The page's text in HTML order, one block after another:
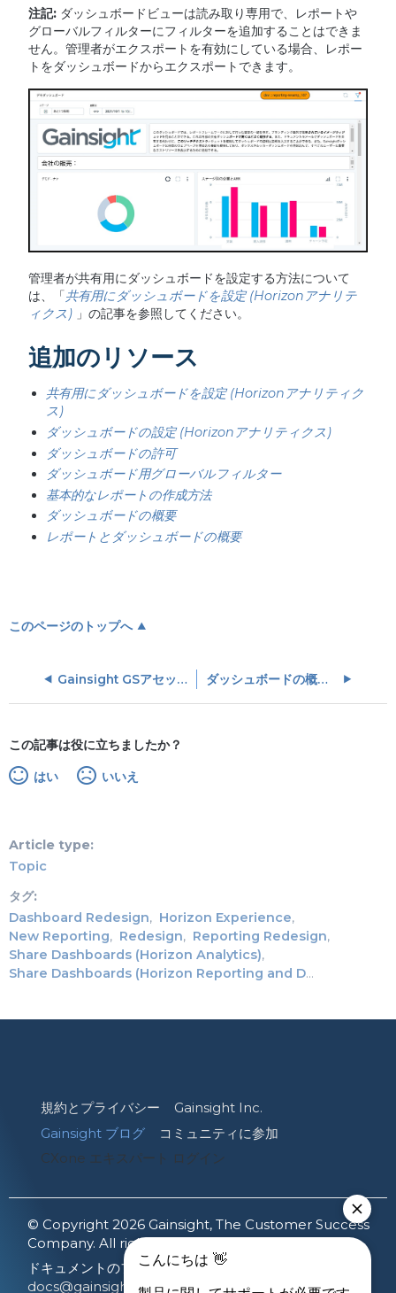
注記:ダッシュボードビューは読み取り専用で、レポートや
グローバルフィルターにフィルターを追加することはできま
せん。管理者がエクスポートを有効にしている場合、レポー
トをダッシュボードからエクスポートできます。
管理者が共有用にダッシュボードを設定する方法について
は、「共有用にダッシュボードを設定 (Horizonアナリテ
ィクス) 」の記事を参照してください。
追加のリソース
共有用にダッシュボードを設定 (Horizonアナリティク
ス)
ダッシュボードの設定 (Horizonアナリティクス)
ダッシュボードの許可
ダッシュボード用グローバルフィルター
基本的なレポートの作成方法
ダッシュボードの概要
レポートとダッシュボードの概要
このページのトップへ
Gainsight GSアセット使用追跡オブジェクト ダッシュボードの概要 (Horizonアナリティクス)
この記事は役に立ちましたか？
はい いいえ
Article type
Topic
タグ
Dashboard Redesign
Horizon Experience
New Reporting
Redesign
Reporting Redesign
Share Dashboards (Horizon Analytics)
Share Dashboards (Horizon Reporting and Dashboards)
規約とプライバシー
Gainsight Inc.
Gainsight ブログ
コミュニティに参加
CXone エキスパート ログイン
© Copyright 2026 Gainsight, The Customer Success
Company. All rights reserved.
ドキュメントのフィードバックを共有する:
docs@gainsight.com